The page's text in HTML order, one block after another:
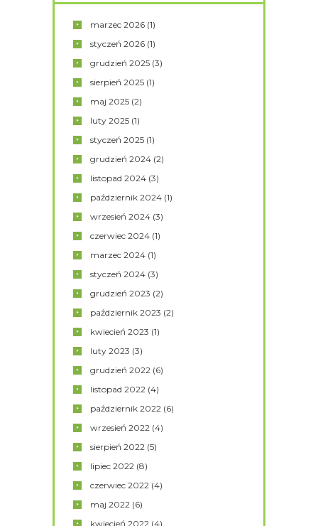
marzec2026 (1)
styczeń2026 (1)
grudzień2025 (3)
sierpień2025 (1)
maj2025 (2)
luty2025 (1)
styczeń2025 (1)
grudzień2024 (2)
listopad2024 (3)
październik2024 (1)
wrzesień2024 (3)
czerwiec2024 (1)
marzec2024 (1)
styczeń2024 (3)
grudzień2023 (2)
październik2023 (2)
kwiecień2023 (1)
luty2023 (3)
grudzień2022 (6)
listopad2022 (4)
październik2022 (6)
wrzesień2022 (4)
sierpień2022 (5)
lipiec2022 (8)
czerwiec2022 (4)
maj2022 (6)
kwiecień2022 (4)